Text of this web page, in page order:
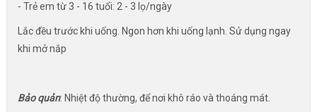
- Trẻ em từ 3 - 16 tuổi: 2 - 3 lọ/ngày
Lắc đều trước khi uống. Ngon hơn khi uống lạnh. Sử dụng ngay
khi mở nắp
Bảo quản: Nhiệt độ thường, để nơi khô ráo và thoáng mát.